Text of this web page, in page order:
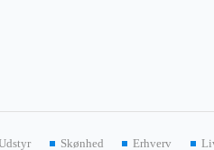
Skønhed Erhverv